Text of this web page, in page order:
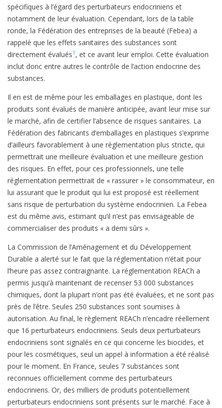
spécifiques à l’égard des perturbateurs endocriniens et
notamment de leur évaluation. Cependant, lors de la table
ronde, la Fédération des entreprises de la beauté (Febea) a
rappelé que les effets sanitaires des substances sont
directement évalués1 , et ce avant leur emploi. Cette évaluation
inclut donc entre autres le contrôle de l’action endocrine des
substances.
Il en est de même pour les emballages en plastique, dont les
produits sont évalués de manière anticipée, avant leur mise sur
le marché, afin de certifier l’absence de risques sanitaires. La
Fédération des fabricants d’emballages en plastiques s’exprime
d’ailleurs favorablement à une réglementation plus stricte, qui
permettrait une meilleure évaluation et une meilleure gestion
des risques. En effet, pour ces professionnels, une telle
réglementation permettrait de « rassurer » le consommateur, en
lui assurant que le produit qui lui est proposé est réellement
sans risque de perturbation du système endocrinien. La Febea
est du même avis, estimant qu’il n’est pas envisageable de
commercialiser des produits « a demi sûrs ».
La Commission de l’Aménagement et du Développement
Durable a alerté sur le fait que la réglementation n’était pour
l’heure pas assez contraignante. La réglementation REACh a
permis jusqu’à maintenant de recenser 53 000 substances
chimiques, dont la plupart n’ont pas été évaluées, et ne sont pas
près de l’être. Seules 250 substances sont soumises à
autorisation. Au final, le règlement REACh n’encadre réellement
que 16 perturbateurs endocriniens. Seuls deux perturbateurs
endocriniens sont signalés en ce qui concerne les biocides, et
pour les cosmétiques, seul un appel à information a été réalisé
pour le moment. En France, seules 7 substances sont
reconnues officiellement comme des perturbateurs
endocriniens. Or, des milliers de produits potentiellement
perturbateurs endocriniens sont présents sur le marché. Face à